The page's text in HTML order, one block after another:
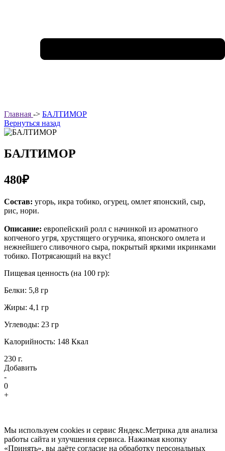
Главная -> БАЛТИМОР
Вернуться назад
БАЛТИМОР
480₽
Состав: угорь, икра тобико, огурец, омлет японский, сыр,
рис, нори.
Описание: европейский ролл с начинкой из ароматного
копченого угря, хрустящего огурчика, японского омлета и
нежнейшего сливочного сыра, покрытый яркими икринками
тобико. Потрясающий на вкус!
Пищевая ценность (на 100 гр):
Белки: 5,8 гр
Жиры: 4,1 гр
Углеводы: 23 гр
Калорийность: 148 Ккал
230 г.
Добавить
-
0
+
Мы используем cookies и сервис Яндекс.Метрика для анализа
работы сайта и улучшения сервиса. Нажимая кнопку
«Принять», вы даёте согласие на обработку персональных